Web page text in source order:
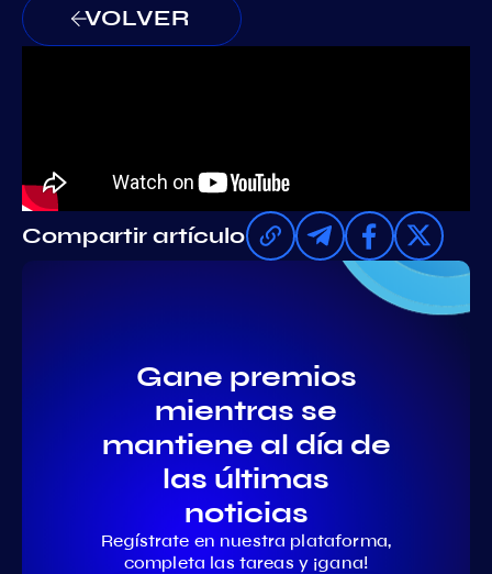
VOLVER
Compartir artículo
Gane premios
mientras se
mantiene al día de
las últimas
noticias
Regístrate en nuestra plataforma,
completa las tareas y ¡gana!